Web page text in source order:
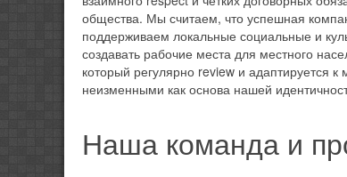
общества. Мы считаем, что успешная
поддерживаем локальные социальные и
создавать рабочие места для местного
который регулярно review и адаптируется
неизменными как основа нашей
Наша команда и